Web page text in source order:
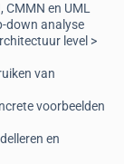
en UML
down analyse
level >
van
voorbeelden
en